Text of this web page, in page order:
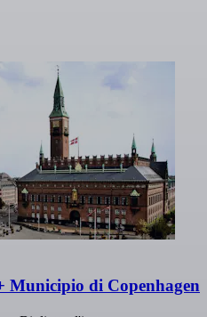
Municipio di Copenhagen